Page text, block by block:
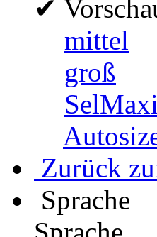
✔
mittel
groß
SelMaxi
Zurück
Sprache